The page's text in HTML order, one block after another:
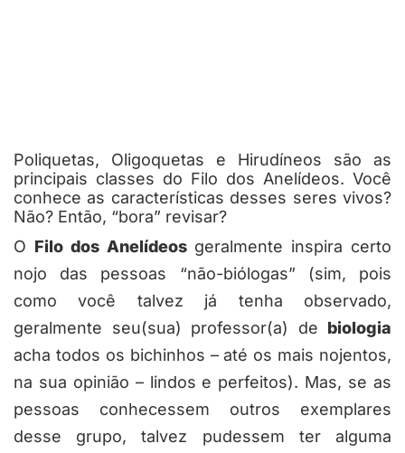
Poliquetas, Oligoquetas e Hirudíneos são as
principais classes do Filo dos Anelídeos. Você
conhece as características desses seres vivos?
Não? Então, “bora” revisar?
O Filo dos Anelídeosgeralmente inspira certo
nojo das pessoas “não-biólogas” (sim, pois
como você talvez já tenha observado,
geralmente seu(sua) professor(a) de biologia
acha todos os bichinhos – até os mais nojentos,
na sua opinião – lindos e perfeitos). Mas, se as
pessoas conhecessem outros exemplares
desse grupo, talvez pudessem ter alguma